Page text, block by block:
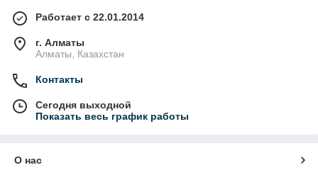
Работает с 22.01.2014
г. Алматы
Алматы, Казахстан
Контакты
Сегодня выходной
Показать весь график работы
О нас